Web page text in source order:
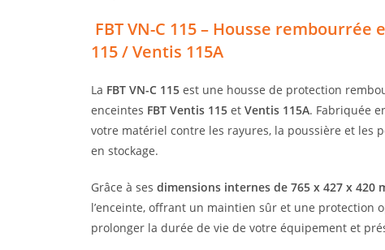
FBT VN-C 115 – Housse
115 / Ventis 115A
La FBT VN-C 115 est une housse de protection
enceintes FBT Ventis 115 et Ventis 115A. Fabriquée
votre matériel contre les rayures, la poussière et les
en stockage.
Grâce à ses dimensions internes de 765 x 427 x 420
l’enceinte, offrant un maintien sûr et une protection
prolonger la durée de vie de votre équipement et